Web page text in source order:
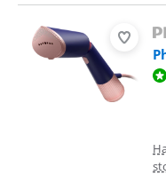
Beoordeling is 9,1 van de